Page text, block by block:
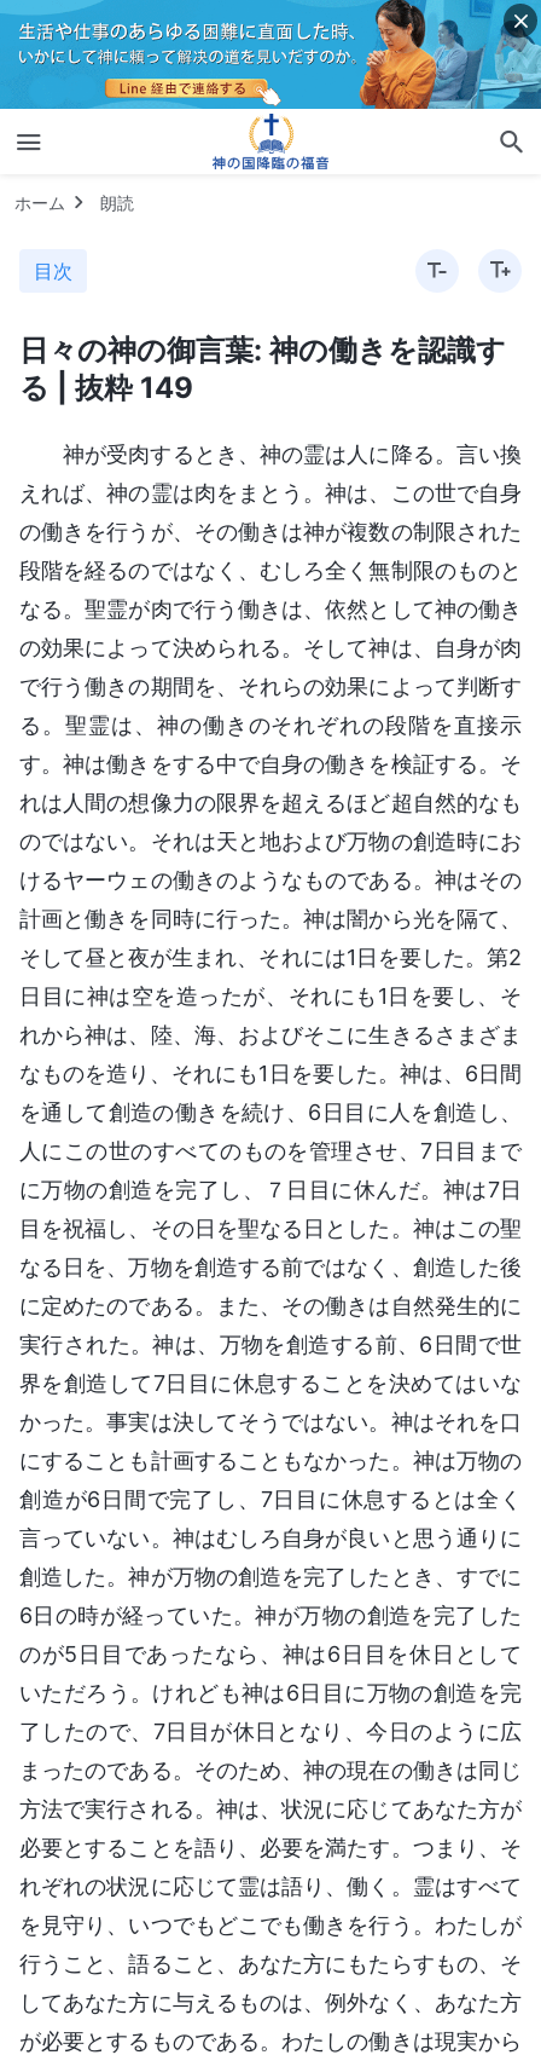
ホーム 朗読
目次
日々の神の御言葉: 神の働きを認識す
る | 抜粋 149
神が受肉するとき、神の霊は人に降る。言い換
えれば、神の霊は肉をまとう。神は、この世で自身
の働きを行うが、その働きは神が複数の制限された
段階を経るのではなく、むしろ全く無制限のものと
なる。聖霊が肉で行う働きは、依然として神の働き
の効果によって決められる。そして神は、自身が肉
で行う働きの期間を、それらの効果によって判断す
る。聖霊は、神の働きのそれぞれの段階を直接示
す。神は働きをする中で自身の働きを検証する。そ
れは人間の想像力の限界を超えるほど超自然的なも
のではない。それは天と地および万物の創造時にお
けるヤーウェの働きのようなものである。神はその
計画と働きを同時に行った。神は闇から光を隔て、
そして昼と夜が生まれ、それには1日を要した。第2
日目に神は空を造ったが、それにも1日を要し、そ
れから神は、陸、海、およびそこに生きるさまざま
なものを造り、それにも1日を要した。神は、6日間
を通して創造の働きを続け、6日目に人を創造し、
人にこの世のすべてのものを管理させ、7日目まで
に万物の創造を完了し、７日目に休んだ。神は7日
目を祝福し、その日を聖なる日とした。神はこの聖
なる日を、万物を創造する前ではなく、創造した後
に定めたのである。また、その働きは自然発生的に
実行された。神は、万物を創造する前、6日間で世
界を創造して7日目に休息することを決めてはいな
かった。事実は決してそうではない。神はそれを口
にすることも計画することもなかった。神は万物の
創造が6日間で完了し、7日目に休息するとは全く
言っていない。神はむしろ自身が良いと思う通りに
創造した。神が万物の創造を完了したとき、すでに
6日の時が経っていた。神が万物の創造を完了した
のが5日目であったなら、神は6日目を休日として
いただろう。けれども神は6日目に万物の創造を完
了したので、7日目が休日となり、今日のように広
まったのである。そのため、神の現在の働きは同じ
方法で実行される。神は、状況に応じてあなた方が
必要とすることを語り、必要を満たす。つまり、そ
れぞれの状況に応じて霊は語り、働く。霊はすべて
を見守り、いつでもどこでも働きを行う。わたしが
行うこと、語ること、あなた方にもたらすもの、そ
してあなた方に与えるものは、例外なく、あなた方
が必要とするものである。わたしの働きは現実から